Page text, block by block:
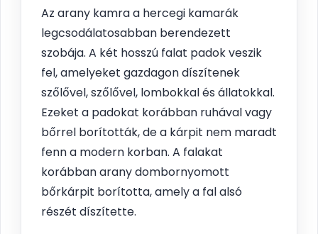
Az arany kamra a hercegi kamarák
legcsodálatosabban berendezett
szobája. A két hosszú falat padok veszik
fel, amelyeket gazdagon díszítenek
szőlővel, szőlővel, lombokkal és állatokkal.
Ezeket a padokat korábban ruhával vagy
bőrrel borították, de a kárpit nem maradt
fenn a modern korban. A falakat
korábban arany dombornyomott
bőrkárpit borította, amely a fal alsó
részét díszítette.